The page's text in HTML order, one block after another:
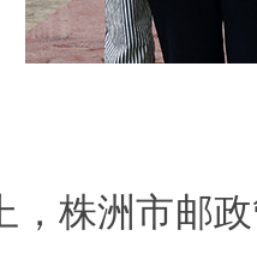
，株洲市邮